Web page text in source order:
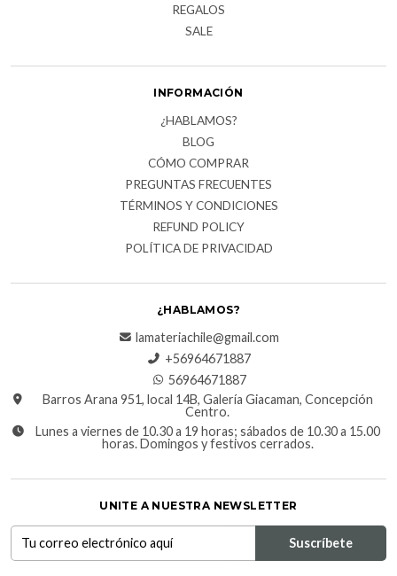
REGALOS
SALE
INFORMACIÓN
¿HABLAMOS?
BLOG
CÓMO COMPRAR
PREGUNTAS FRECUENTES
TÉRMINOS Y CONDICIONES
REFUND POLICY
POLÍTICA DE PRIVACIDAD
¿HABLAMOS?
lamateriachile@gmail.com
+56964671887
56964671887
Barros Arana 951, local 14B, Galería Giacaman, Concepción
Centro.
Lunes a viernes de 10.30 a 19 horas; sábados de 10.30 a 15.00
horas. Domingos y festivos cerrados.
UNITE A NUESTRA NEWSLETTER